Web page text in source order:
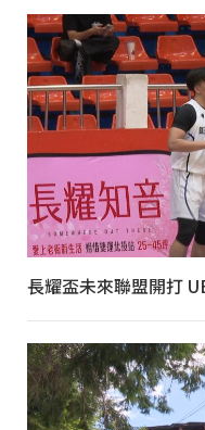
長耀盃未來聯盟開打